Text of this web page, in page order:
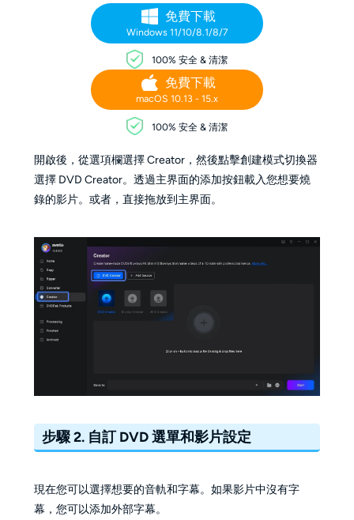
免費下載
Windows 11/10/8.1/8/7
100% 安全 & 清潔
免費下載
macOS 10.13 - 15.x
100% 安全 & 清潔
開啟後，從選項欄選擇 Creator，然後點擊創建模式切換器
選擇 DVD Creator。透過主界面的添加按鈕載入您想要燒
錄的影片。或者，直接拖放到主界面。
步驟 2. 自訂 DVD 選單和影片設定
現在您可以選擇想要的音軌和字幕。如果影片中沒有字
幕，您可以添加外部字幕。